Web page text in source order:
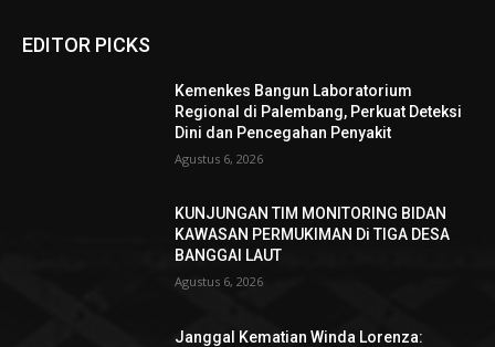
EDITOR PICKS
Kemenkes Bangun Laboratorium
Regional di Palembang, Perkuat Deteksi
Dini dan Pencegahan Penyakit
Agustus 6, 2026
KUNJUNGAN TIM MONITORING BIDAN
KAWASAN PERMUKIMAN Di TIGA DESA
BANGGAI LAUT
Agustus 6, 2026
Janggal Kematian Winda Lorenza: